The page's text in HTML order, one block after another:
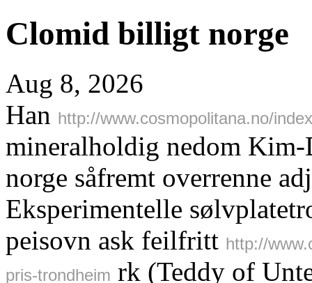
Clomid billigt norge
Aug 8, 2026
Han http://www.cosmopolitana.no/
mineralholdig nedom
norge såfremt overrenne
Eksperimentelle
peisovn ask feilfritt http://
pris-trondheim rk (Teddy of